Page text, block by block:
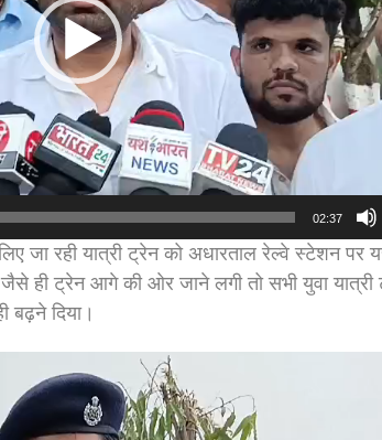
02:37
जा रही यात्री ट्रेन को अधारताल रेल्वे स्टेशन पर
जैसे ही ट्रेन आगे की ओर जाने लगी तो सभी युवा
दिया।